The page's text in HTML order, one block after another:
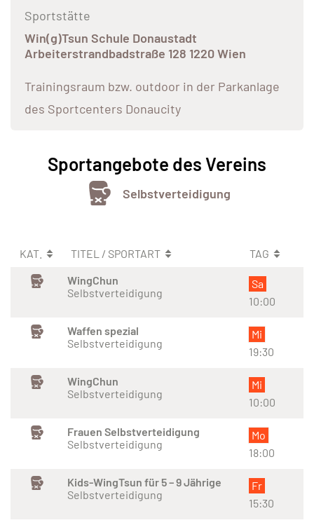
Sportstätte
Win(g)Tsun Schule Donaustadt
Arbeiterstrandbadstraße 128 1220 Wien
Trainingsraum bzw. outdoor in der Parkanlage
des Sportcenters Donaucity
Sportangebote des Vereins
Selbstverteidigung
KAT. TITEL / SPORTART
TAG
WingChun
Selbstverteidigung
Sa
10:00
Waffen spezial
Selbstverteidigung
Mi
19:30
WingChun
Selbstverteidigung
Mi
10:00
Frauen Selbstverteidigung
Selbstverteidigung
Mo
18:00
Kids-WingTsun für 5 – 9 Jährige
Selbstverteidigung
Fr
15:30